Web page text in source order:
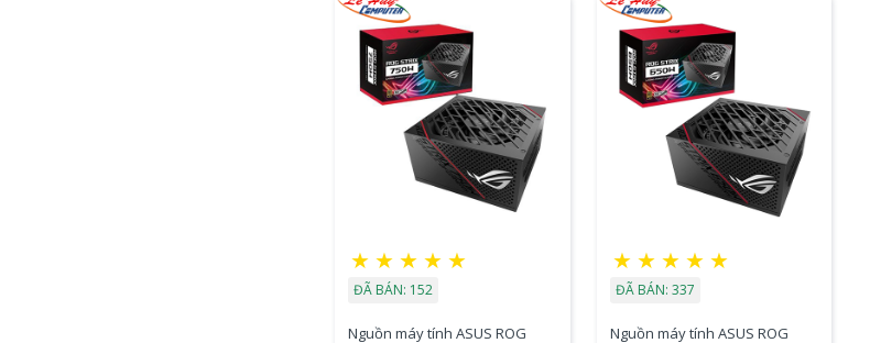
★ ★ ★ ★ ★
ĐÃ BÁN: 152
Nguồn máy tính ASUS ROG
★ ★ ★ ★ ★
ĐÃ BÁN: 337
Nguồn máy tính ASUS ROG